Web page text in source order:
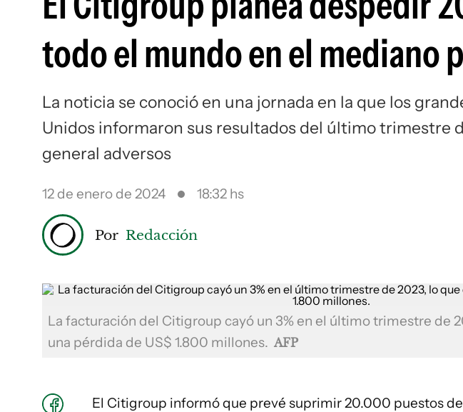
todo el mundo en el mediano
La noticia se conoció en una jornada en la que los
Unidos informaron sus resultados del último trimestre
general adversos
12 de enero de 2024 18:32 hs
Por Redacción
La facturación del Citigroup cayó un 3% en el último trimestre de
una pérdida de US$ 1.800 millones. AFP
El Citigroup informó que prevé suprimir 20.000 puestos